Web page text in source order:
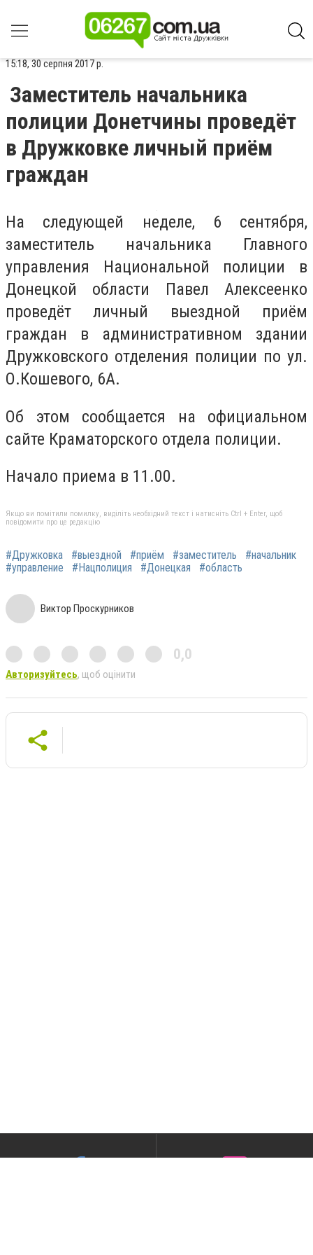
15:18, 30 серпня 2017 р.
Заместитель начальника
полиции Донетчины проведёт
в Дружковке личный приём
граждан
На следующей неделе, 6 сентября,
заместитель начальника Главного
управления Национальной полиции в
Донецкой области Павел Алексеенко
проведёт личный выездной приём
граждан в административном здании
Дружковского отделения полиции по ул.
О.Кошевого, 6А.
Об этом сообщается на официальном
сайте Краматорского отдела полиции.
Начало приема в 11.00.
Якщо ви помітили помилку, виділіть необхідний текст і натисніть Ctrl + Enter, щоб
повідомити про це редакцію
#Дружковка #выездной #приём #заместитель
#начальник
#управление
#Нацполиция #Донецкая #область
Виктор Проскурников
0,0
Авторизуйтесь, щоб оцінити